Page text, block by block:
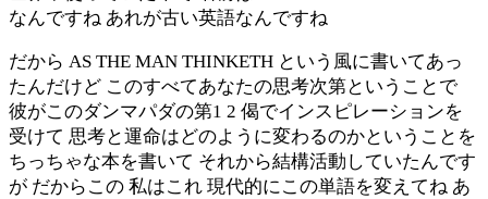
なんですね あれが古い英語なんですね
だから AS THE MAN THINKETH という風に書いてあっ
たんだけど このすべてあなたの思考次第ということで
彼がこのダンマパダの第1 2 偈でインスピレーションを
受けて 思考と運命はどのように変わるのかということを
ちっちゃな本を書いて それから結構活動していたんです
が だからこの 私はこれ 現代的にこの単語を変えてね あ